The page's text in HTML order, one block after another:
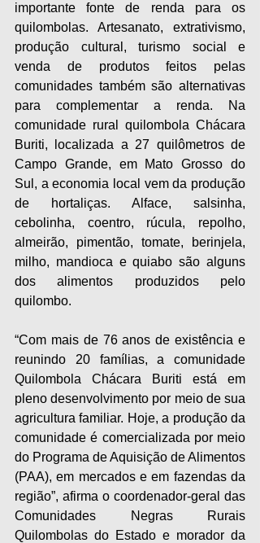
importante fonte de renda para os
quilombolas. Artesanato, extrativismo,
produção cultural, turismo social e
venda de produtos feitos pelas
comunidades também são alternativas
para complementar a renda. Na
comunidade rural quilombola Chácara
Buriti, localizada a 27 quilômetros de
Campo Grande, em Mato Grosso do
Sul, a economia local vem da produção
de hortaliças. Alface, salsinha,
cebolinha, coentro, rúcula, repolho,
almeirão, pimentão, tomate, berinjela,
milho, mandioca e quiabo são alguns
dos alimentos produzidos pelo
quilombo.
“Com mais de 76 anos de existência e
reunindo 20 famílias, a comunidade
Quilombola Chácara Buriti está em
pleno desenvolvimento por meio de sua
agricultura familiar. Hoje, a produção da
comunidade é comercializada por meio
do Programa de Aquisição de Alimentos
(PAA), em mercados e em fazendas da
região”, afirma o coordenador-geral das
Comunidades Negras Rurais
Quilombolas do Estado e morador da